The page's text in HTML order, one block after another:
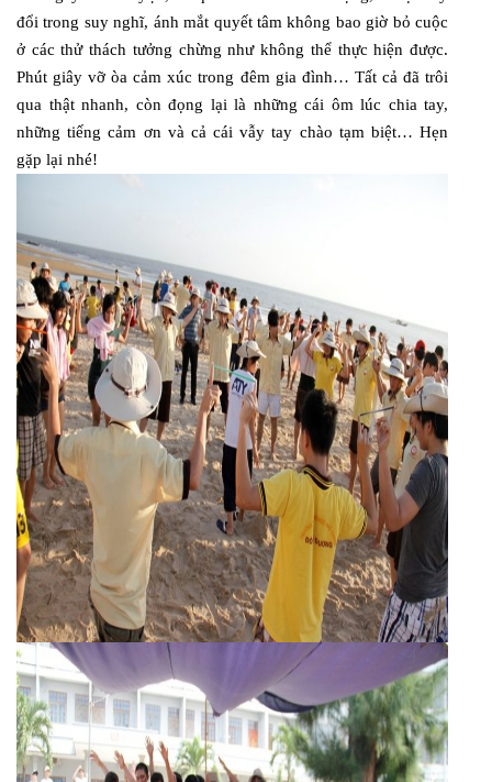
đổi trong suy nghĩ, ánh mắt quyết tâm không bao giờ bỏ cuộc
ở các thử thách tưởng chừng như không thể thực hiện được.
Phút giây vỡ òa cảm xúc trong đêm gia đình… Tất cả đã trôi
qua thật nhanh, còn đọng lại là những cái ôm lúc chia tay,
những tiếng cảm ơn và cả cái vẫy tay chào tạm biệt… Hẹn
gặp lại nhé!